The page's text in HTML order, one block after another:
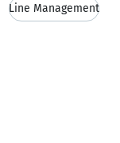
Line Management